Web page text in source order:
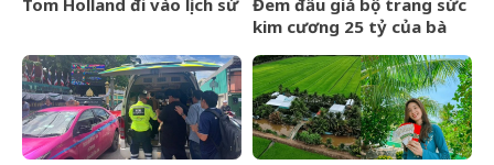
kim cương 25 tỷ của bà
hóa đơn nhưng món đắt
nhất giá 9,4 tỷ